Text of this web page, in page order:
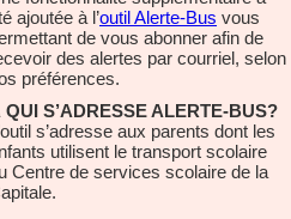
ajoutée à l’outil Alerte-Bus vous
de vous abonner afin de
des alertes par courriel, selon
préférences.
QUI S’ADRESSE ALERTE-BUS?
s’adresse aux parents dont les
utilisent le transport scolaire
Centre de services scolaire de la